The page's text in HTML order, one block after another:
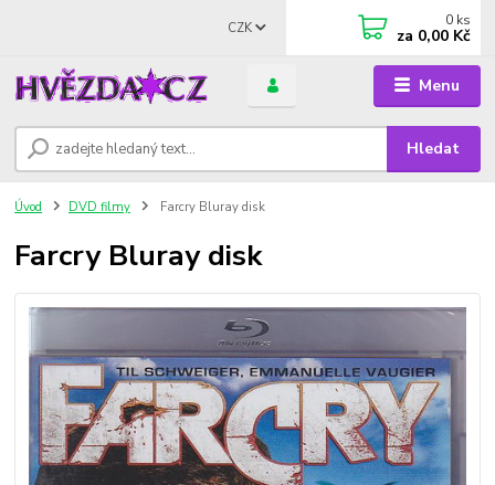
Menu
CZK
Hledat
0 ks
za 0,00 Kč
Úvod DVD filmy Farcry Bluray disk
Farcry Bluray disk